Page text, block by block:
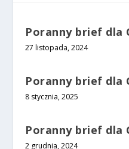
Poranny brief dla
27 listopada, 2024
Poranny brief dla
8 stycznia, 2025
Poranny brief dla
2 grudnia, 2024